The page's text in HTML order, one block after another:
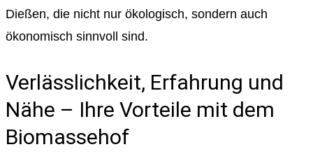
Dießen, die nicht nur ökologisch, sondern auch
ökonomisch sinnvoll sind.
Verlässlichkeit, Erfahrung und
Nähe – Ihre Vorteile mit dem
Biomassehof